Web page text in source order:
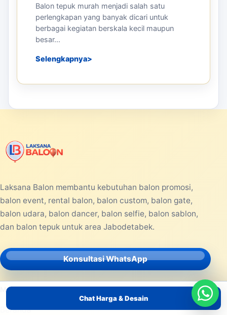
Balon tepuk murah menjadi salah satu
perlengkapan yang banyak dicari untuk
berbagai kegiatan berskala kecil maupun
besar...
Selengkapnya
Chat Harga & Desain
Laksana Balon membantu kebutuhan balon promosi,
balon event, rental balon, balon custom, balon gate,
balon udara, balon dancer, balon selfie, balon sablon,
dan balon tepuk untuk area Jabodetabek.
Konsultasi WhatsApp
MENU UTAMA
Beranda